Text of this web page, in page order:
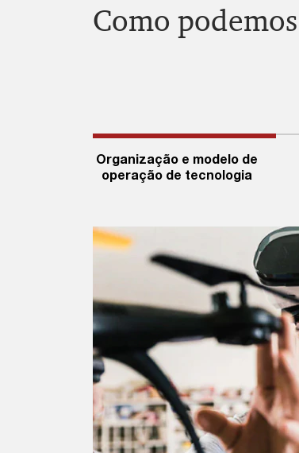
Como
Organização e modelo de
operação de tecnologia